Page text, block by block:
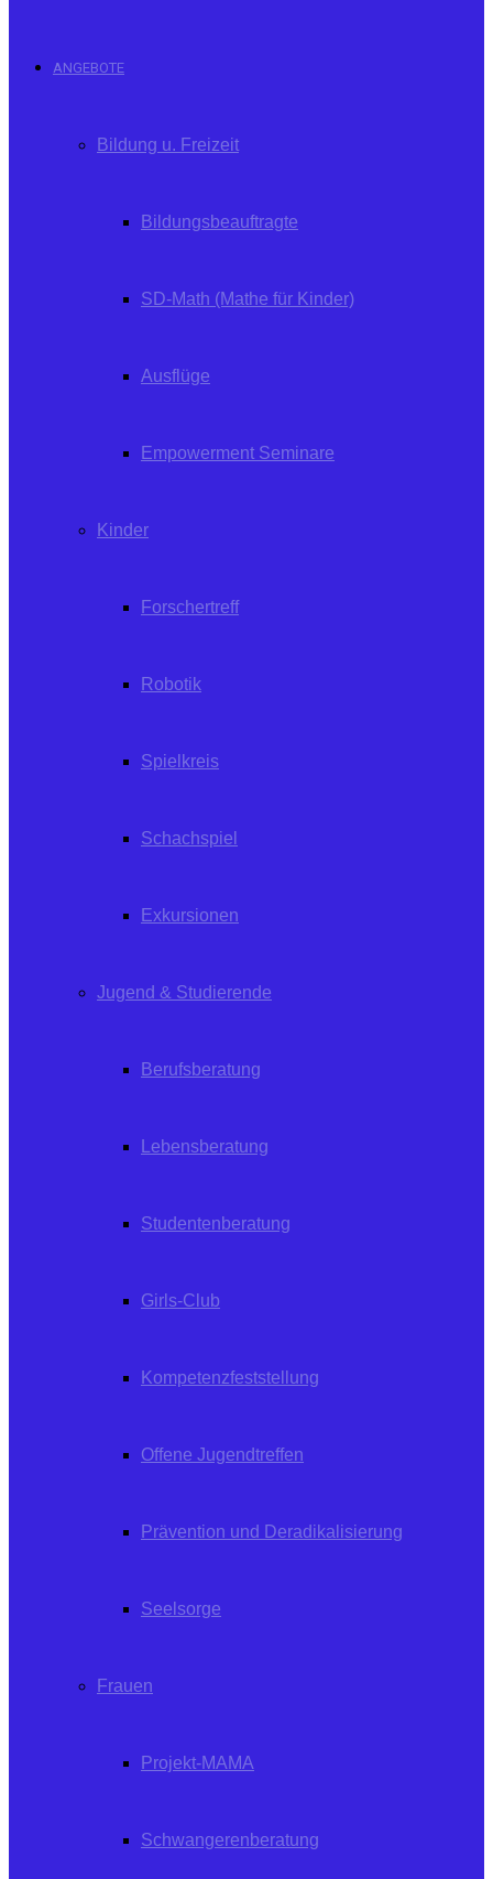
ANGEBOTE
Bildung u. Freizeit
Bildungsbeauftragte
SD-Math (Mathe für Kinder)
Ausflüge
Empowerment Seminare
Kinder
Forschertreff
Robotik
Spielkreis
Schachspiel
Exkursionen
Jugend & Studierende
Berufsberatung
Lebensberatung
Studentenberatung
Girls-Club
Kompetenzfeststellung
Offene Jugendtreffen
Prävention und Deradikalisierung
Seelsorge
Frauen
Projekt-MAMA
Schwangerenberatung